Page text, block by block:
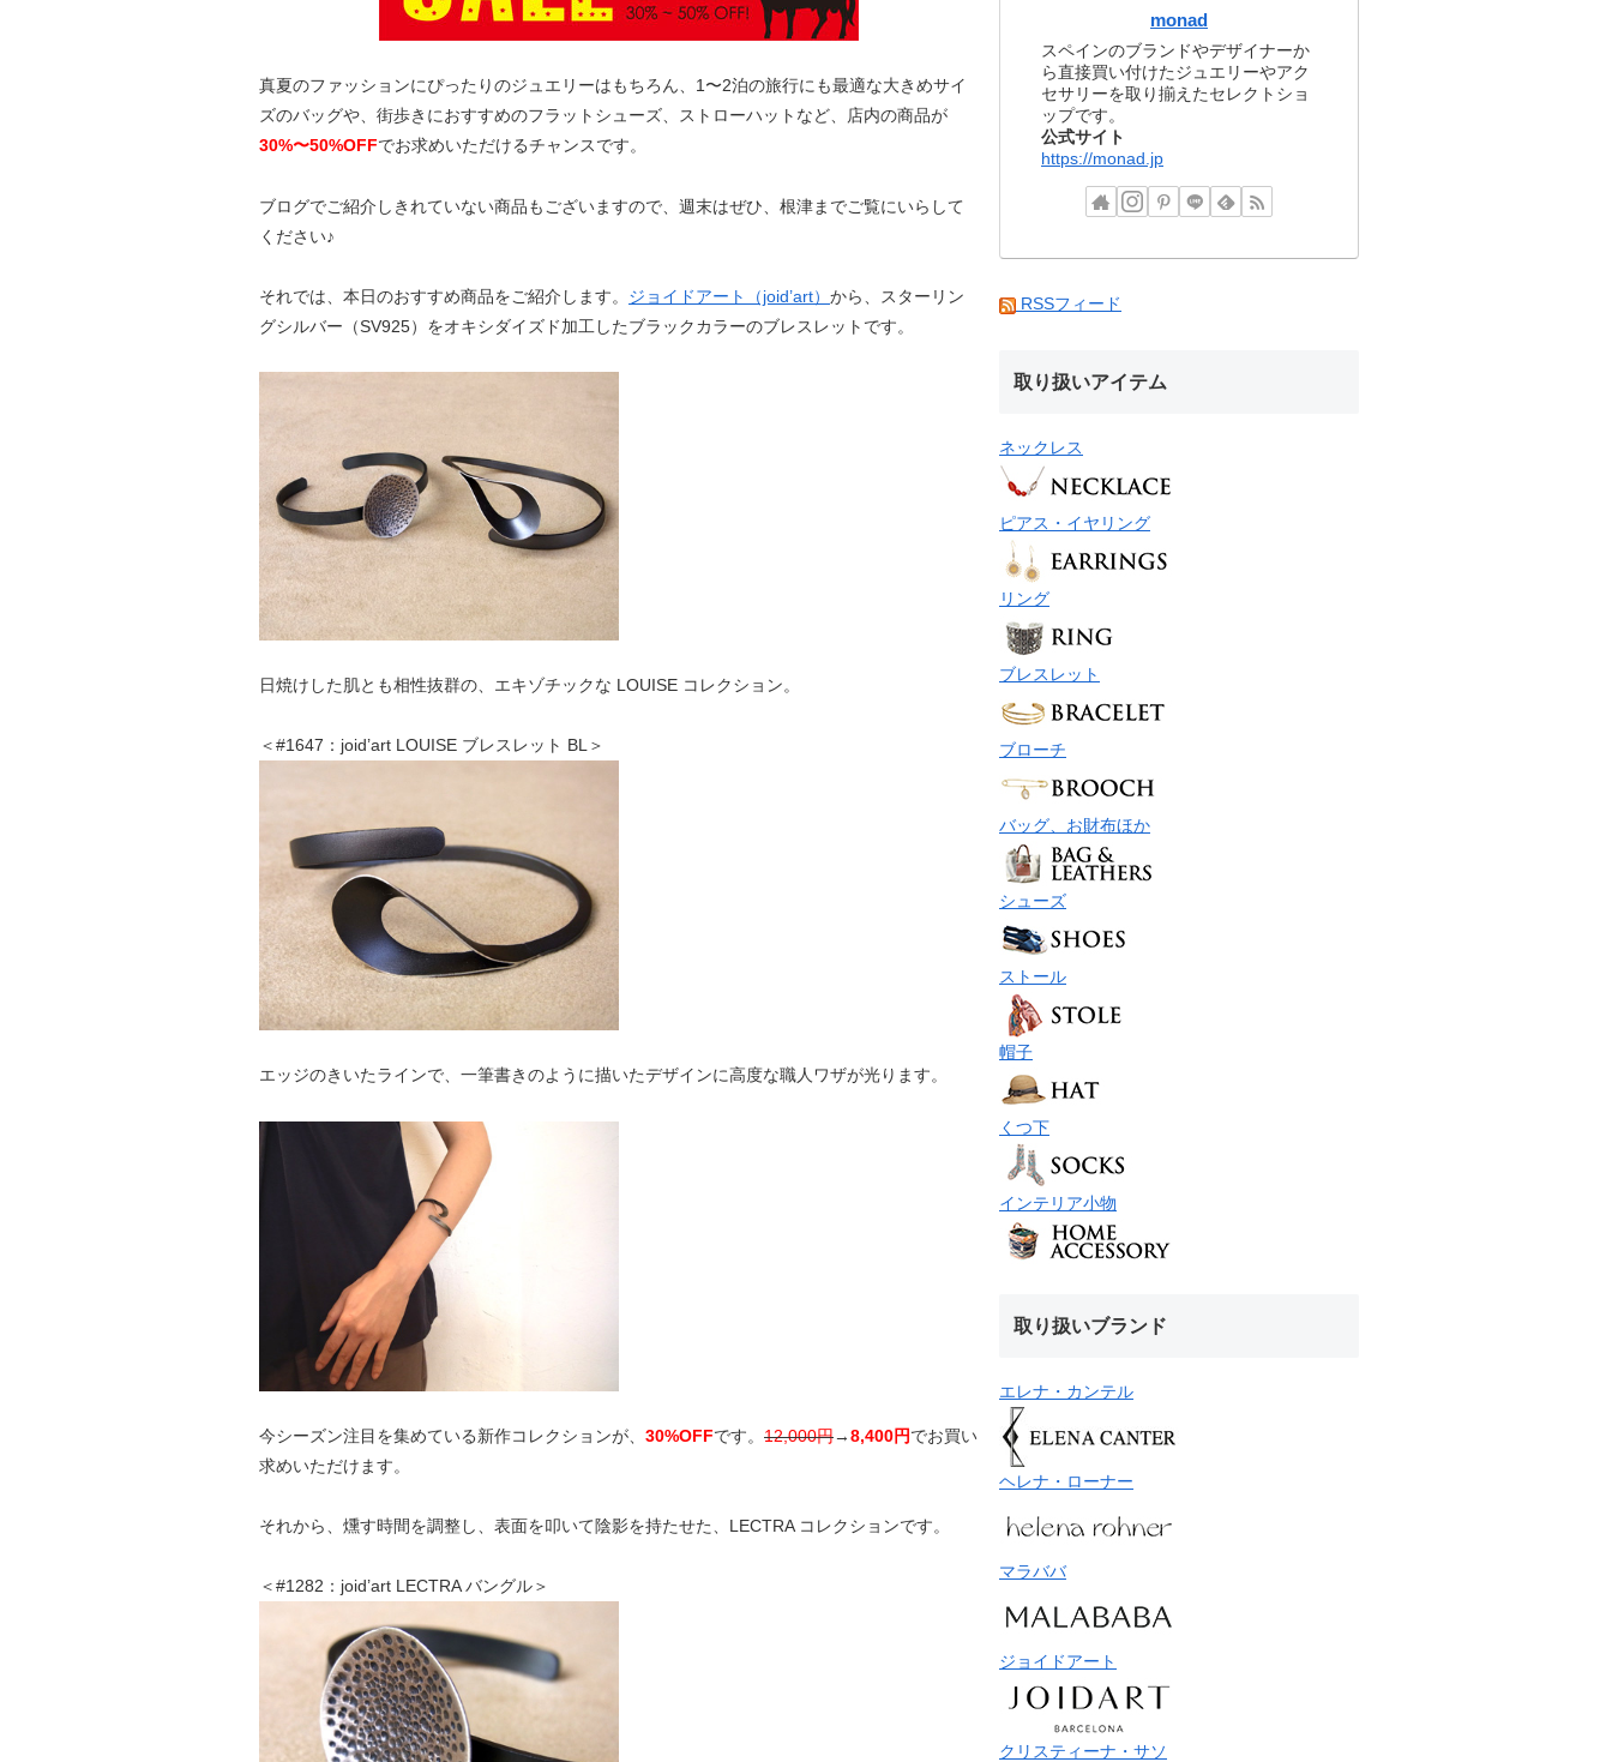
真夏のファッションにぴったりのジュエリーはもちろん、1〜2泊の旅行にも最適な大きめサイ
ズのバッグや、街歩きにおすすめのフラットシューズ、ストローハットなど、店内の商品が
30%〜50%OFFでお求めいただけるチャンスです。
ブログでご紹介しきれていない商品もございますので、週末はぜひ、根津までご覧にいらして
ください♪
それでは、本日のおすすめ商品をご紹介します。 ジョイドアート（joid’art） から、スターリン
グシルバー（SV925）をオキシダイズド加工したブラックカラーのブレスレットです。
日焼けした肌とも相性抜群の、エキゾチックな LOUISE コレクション。
＜#1647：joid’art LOUISE ブレスレット BL＞
エッジのきいたラインで、一筆書きのように描いたデザインに高度な職人ワザが光ります。
今シーズン注目を集めている新作コレクションが、 30%OFFです。 12,000円→8,400円でお買い
求めいただけます。
それから、燻す時間を調整し、表面を叩いて陰影を持たせた、LECTRA コレクションです。
＜#1282：joid’art LECTRA バングル＞
monad
スペインのブランドやデザイナーか
ら直接買い付けたジュエリーやアク
セサリーを取り揃えたセレクトショ
ップです。
公式サイト
https://monad.jp
RSSフィード
取り扱いアイテム
ネックレス
ピアス・イヤリング
リング
ブレスレット
ブローチ
バッグ、お財布ほか
シューズ
ストール
帽子
くつ下
インテリア小物
取り扱いブランド
エレナ・カンテル
ヘレナ・ローナー
マラババ
ジョイドアート
クリスティーナ・サソ